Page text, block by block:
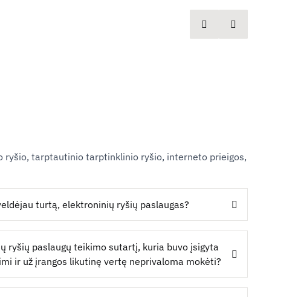
spausdintiDalintis
ryšio, tarptautinio tarptinklinio ryšio, interneto prieigos,
turtą, elektroninių ryšių paslaugas?
paslaugų teikimo sutartį, kuria buvo įsigyta
ir už įrangos likutinę vertę neprivaloma mokėti?